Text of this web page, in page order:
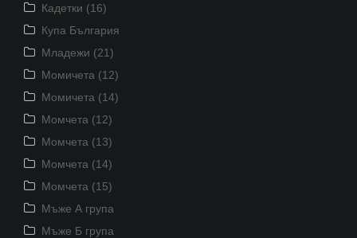
Кадетки (16)
Купа България
Младежи (21)
Момичета (12)
Момичета (14)
Момчета (12)
Момчета (13)
Момчета (14)
Момчета (15)
Мъже А група
Мъже Б група